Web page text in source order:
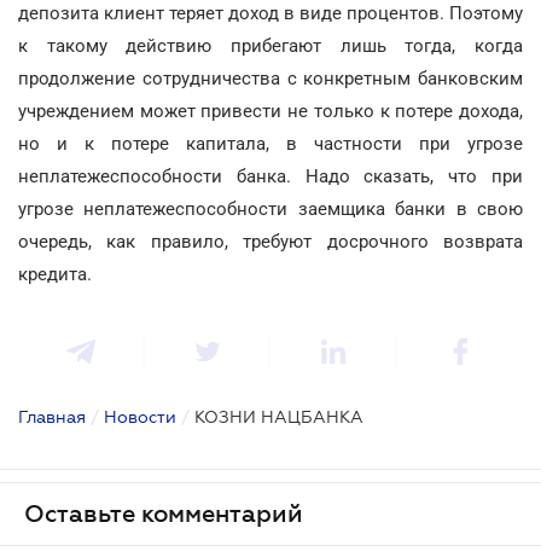
депозита клиент теряет доход в виде процентов. Поэтому
к такому действию прибегают лишь тогда, когда
продолжение сотрудничества с конкретным банковским
учреждением может привести не только к потере дохода,
но и к потере капитала, в частности при угрозе
неплатежеспособности банка. Надо сказать, что при
угрозе неплатежеспособности заемщика банки в свою
очередь, как правило, требуют досрочного возврата
кредита.
Главная / Новости / КОЗНИ НАЦБАНКА
Оставьте комментарий